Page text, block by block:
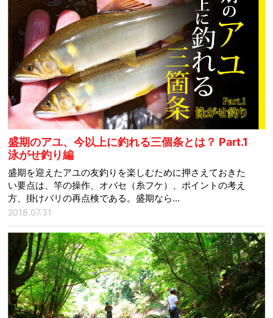
盛期のアユ、今以上に釣れる三個条とは？ Part.1
泳がせ釣り編
盛期を迎えたアユの友釣りを楽しむために押さえておきた
い要点は、竿の操作、オバセ（糸フケ）、ポイントの考え
方、掛けバリの再点検である。盛期なら...
2018.07.31